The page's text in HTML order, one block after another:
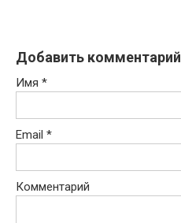
Добавить комментарий
Имя *
Email *
Комментарий